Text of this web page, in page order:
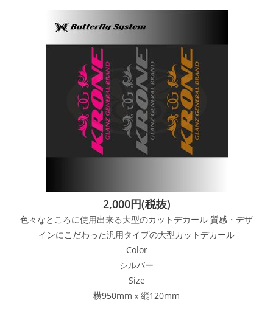
2,000円(税抜)
色々なところに使用出来る大型のカットデカール 質感・デザ
インにこだわった汎用タイプの大型カットデカール
Color
シルバー
Size
横950mmｘ縦120mm